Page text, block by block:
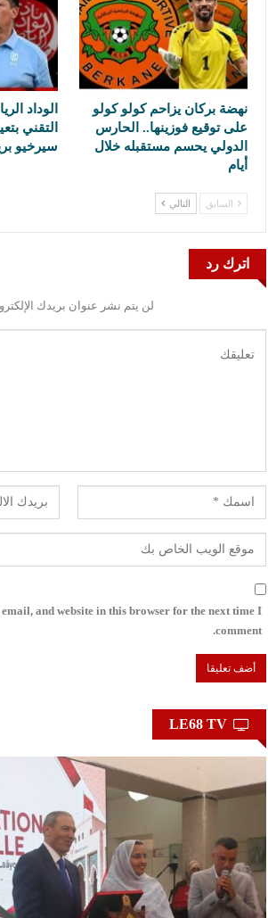
نهضة بركان يزاحم كولو كولو
على توقيع فوزينها.. الحارس
الدولي يحسم مستقبله خلال
أيام
الوداد
التقني
سيرخيو
السابق التالي
اترك رد
لن يتم نشر عنوان بريدك
email, and website in this browser for the next time I
comment.